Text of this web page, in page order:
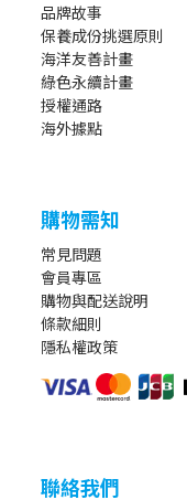
品牌故事
保養成份挑選原則
海洋友善計畫
綠色永續計畫
授權通路
海外據點
購物需知
常見問題
會員專區
購物與配送說明
條款細則
隱私權政策
聯絡我們